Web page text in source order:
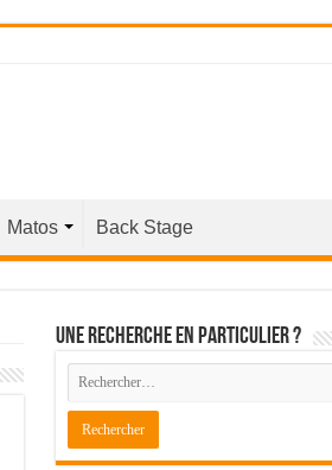
Matos Back Stage
Une recherche en particulier ?